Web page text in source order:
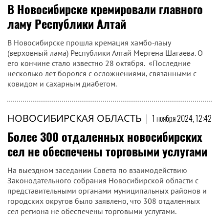
В Новосибирске кремировали главного
ламу Республики Алтай
В Новосибирске прошла кремация хамбо-лаыу
(верховный лама) Республики Алтай Мергена Шагаева. О
его кончине стало известно 28 октября. «Последние
несколько лет боролся с осложнениями, связанными с
ковидом и сахарным диабетом.
НОВОСИБИРСКАЯ ОБЛАСТЬ | 1 ноября 2024, 12:42
Более 300 отдаленных новосибирских
сел не обеспечены торговыми услугами
На выездном заседании Совета по взаимодействию
Законодательного собрания Новосибирской области с
представительными органами муниципальных районов и
городских округов было заявлено, что 308 отдаленных
сел региона не обеспечены торговыми услугами.